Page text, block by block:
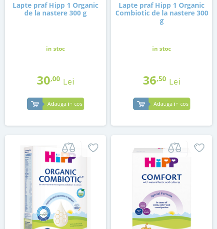
Lapte praf Hipp 1 Organic
de la nastere 300 g
in stoc
30,00 Lei
Adauga in cos
Lapte praf Hipp 1 Organic
Combiotic de la nastere 300
g
in stoc
36,50 Lei
Adauga in cos